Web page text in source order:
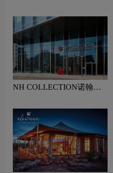
NH COLLECTION诺翰精
品牌设计理念